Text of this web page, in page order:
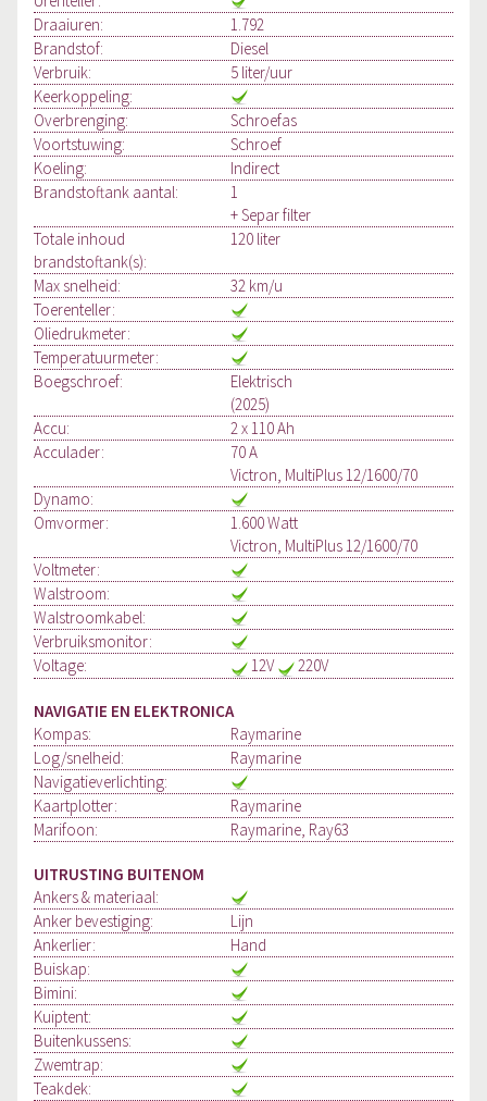
Draaiuren:
1.792
Brandstof:
Diesel
Verbruik:
5 liter/uur
Keerkoppeling:
Overbrenging:
Schroefas
Voortstuwing:
Schroef
Koeling:
Indirect
Brandstoftank aantal:
1
+ Separ filter
Totale inhoud
brandstoftank(s):
120 liter
Max snelheid:
32 km/u
Toerenteller:
Oliedrukmeter:
Temperatuurmeter:
Boegschroef:
Elektrisch
(2025)
Accu:
2 x 110 Ah
Acculader:
70 A
Victron, MultiPlus 12/1600/70
Dynamo:
Omvormer:
1.600 Watt
Victron, MultiPlus 12/1600/70
Voltmeter:
Walstroom:
Walstroomkabel:
Verbruiksmonitor:
Voltage:
12V 220V
NAVIGATIE EN ELEKTRONICA
Kompas:
Raymarine
Log/snelheid:
Raymarine
Navigatieverlichting:
Kaartplotter:
Raymarine
Marifoon:
Raymarine, Ray63
UITRUSTING BUITENOM
Ankers & materiaal:
Anker bevestiging:
Lijn
Ankerlier:
Hand
Buiskap:
Bimini:
Kuiptent:
Buitenkussens:
Zwemtrap:
Teakdek: